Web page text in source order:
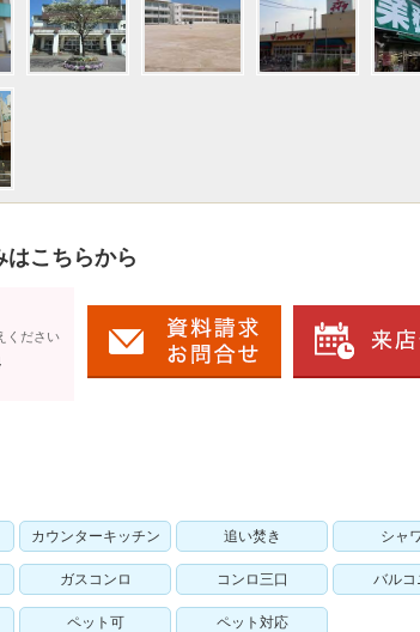
はこちらから
ください
カウンターキッチン 追い焚き シャ
ガスコンロ コンロ三口 バルコ
ペット可 ペット対応